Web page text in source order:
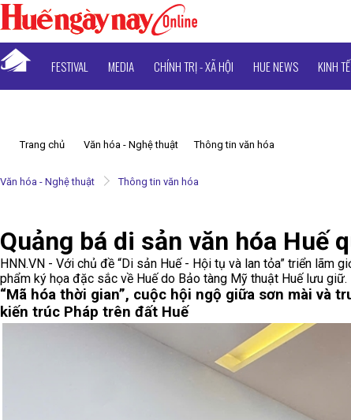
FESTIVAL MEDIA CHÍNH TRỊ - XÃ HỘI HUE NEWS KINH TẾ
Trang chủ Văn hóa - Nghệ thuật Thông tin văn hóa
Văn hóa - Nghệ thuật Thông tin văn hóa
Quảng bá di sản văn hóa Huế
HNN.VN - Với chủ đề “Di sản Huế - Hội tụ và lan tỏa” triển lãm
phẩm ký họa đặc sắc về Huế do Bảo tàng Mỹ thuật Huế lưu giữ.
“Mã hóa thời gian”, cuộc hội ngộ giữa sơn mài và
kiến trúc Pháp trên đất Huế